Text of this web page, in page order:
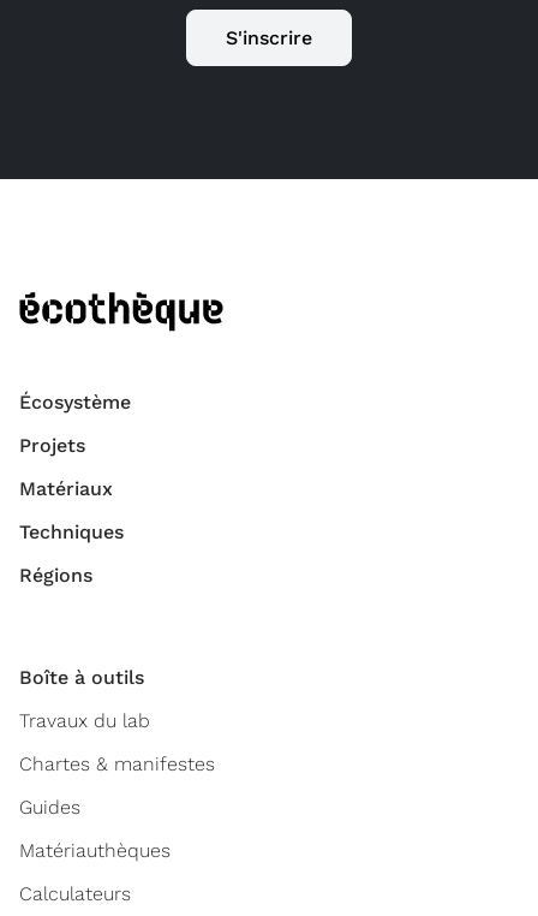
S'inscrire
Écosystème
Projets
Matériaux
Techniques
Régions
Boîte à outils
Travaux du lab
Chartes & manifestes
Guides
Matériauthèques
Calculateurs